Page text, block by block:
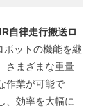
自律走行搬送ロ
ボットの機能を継
さまざまな重量
作業が可能で
、効率を大幅に